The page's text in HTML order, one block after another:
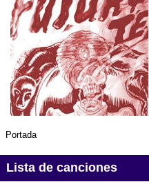
Portada
Lista de canciones